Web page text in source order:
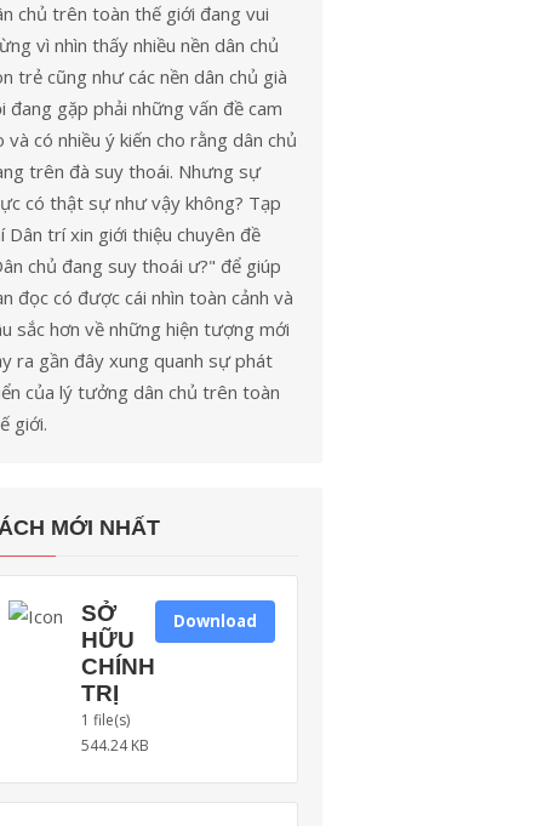
chủ trên toàn thế giới đang vui
vì nhìn thấy nhiều nền dân chủ
trẻ cũng như các nền dân chủ già
đang gặp phải những vấn đề cam
và có nhiều ý kiến cho rằng dân chủ
trên đà suy thoái. Nhưng sự
có thật sự như vậy không? Tạp
Dân trí xin giới thiệu chuyên đề
chủ đang suy thoái ư?" để giúp
đọc có được cái nhìn toàn cảnh và
sắc hơn về những hiện tượng mới
ra gần đây xung quanh sự phát
của lý tưởng dân chủ trên toàn
giới.
MỚI NHẤT
SỞ
HỮU
CHÍNH
TRỊ
1 file(s)
544.24 KB
Download